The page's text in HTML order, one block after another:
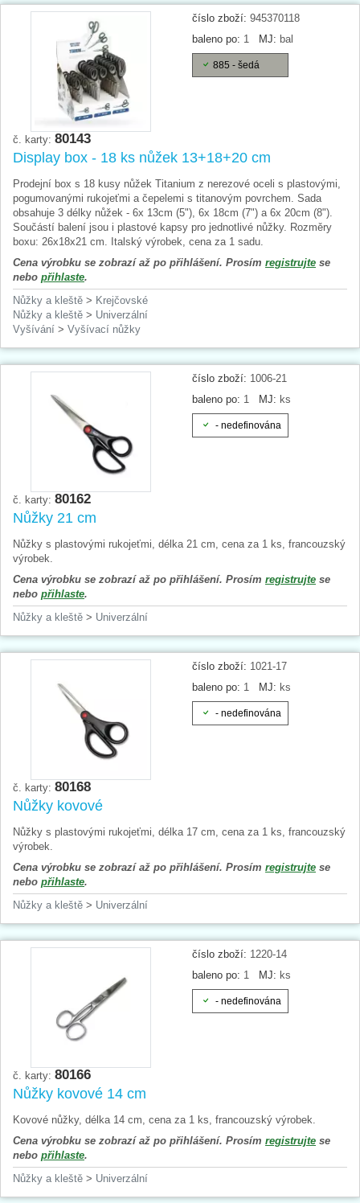
číslo zboží: 945370118
baleno po: 1 MJ: bal
885 - šedá
č. karty: 80143
Display box - 18 ks nůžek 13+18+20 cm
Prodejní box s 18 kusy nůžek Titanium z nerezové oceli s plastovými,
pogumovanými rukojeťmi a čepelemi s titanovým povrchem. Sada
obsahuje 3 délky nůžek - 6x 13cm (5"), 6x 18cm (7") a 6x 20cm (8").
Součástí balení jsou i plastové kapsy pro jednotlivé nůžky. Rozměry
boxu: 26x18x21 cm. Italský výrobek, cena za 1 sadu.
Cena výrobku se zobrazí až po přihlášení. Prosím registrujte se
nebo přihlaste.
Nůžky a kleště > Krejčovské
Nůžky a kleště > Univerzální
Vyšívání > Vyšívací nůžky
číslo zboží: 1006-21
baleno po: 1 MJ: ks
- nedefinována
č. karty: 80162
Nůžky 21 cm
Nůžky s plastovými rukojeťmi, délka 21 cm, cena za 1 ks, francouzský
výrobek.
Cena výrobku se zobrazí až po přihlášení. Prosím registrujte se
nebo přihlaste.
Nůžky a kleště > Univerzální
číslo zboží: 1021-17
baleno po: 1 MJ: ks
- nedefinována
č. karty: 80168
Nůžky kovové
Nůžky s plastovými rukojeťmi, délka 17 cm, cena za 1 ks, francouzský
výrobek.
Cena výrobku se zobrazí až po přihlášení. Prosím registrujte se
nebo přihlaste.
Nůžky a kleště > Univerzální
číslo zboží: 1220-14
baleno po: 1 MJ: ks
- nedefinována
č. karty: 80166
Nůžky kovové 14 cm
Kovové nůžky, délka 14 cm, cena za 1 ks, francouzský výrobek.
Cena výrobku se zobrazí až po přihlášení. Prosím registrujte se
nebo přihlaste.
Nůžky a kleště > Univerzální